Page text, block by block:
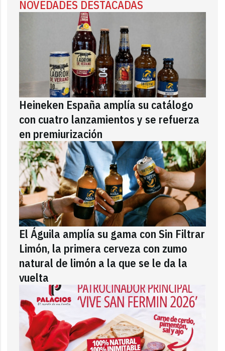
NOVEDADES DESTACADAS
Heineken España amplía su catálogo
con cuatro lanzamientos y se refuerza
en premiurización
El Águila amplía su gama con Sin Filtrar
Limón, la primera cerveza con zumo
natural de limón a la que se le da la
vuelta